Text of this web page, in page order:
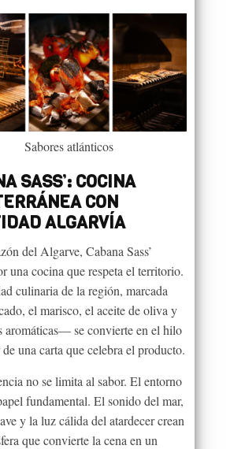
Sabores atlánticos
SASS’: COCINA
CON
ALGARVÍA
del Algarve, Cabana Sass’
una cocina que respeta el territorio.
culinaria de la región, marcada
el marisco, el aceite de oliva y
aromáticas— se convierte en el hilo
una carta que celebra el producto.
no se limita al sabor. El entorno
fundamental. El sonido del mar,
y la luz cálida del atardecer crean
que convierte la cena en un